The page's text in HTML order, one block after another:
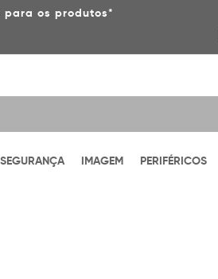
para os produtos*
SEGURANÇA IMAGEM PERIFÉRICOS